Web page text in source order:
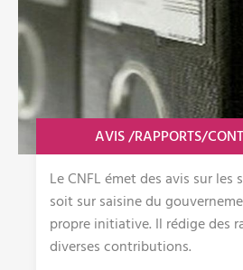
AVIS /RAPPORTS/
Le CNFL émet des avis sur
soit sur saisine du
propre initiative. Il rédige des
diverses contributions.